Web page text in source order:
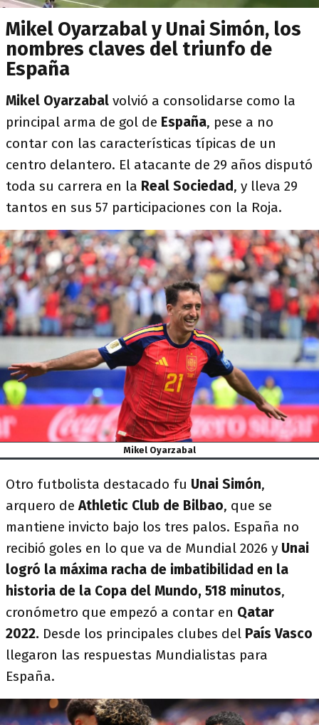
Mikel Oyarzabal y Unai Simón, los
nombres claves del triunfo de
España
Mikel Oyarzabal volvió a consolidarse como la
principal arma de gol de España, pese a no
contar con las características típicas de un
centro delantero. El atacante de 29 años disputó
toda su carrera en la Real Sociedad, y lleva 29
tantos en sus 57 participaciones con la Roja.
Mikel Oyarzabal
Otro futbolista destacado fu Unai Simón,
arquero de Athletic Club de Bilbao, que se
mantiene invicto bajo los tres palos. España no
recibió goles en lo que va de Mundial 2026 y Unai
logró la máxima racha de imbatibilidad en la
historia de la Copa del Mundo, 518 minutos,
cronómetro que empezó a contar en Qatar
2022. Desde los principales clubes del País Vasco
llegaron las respuestas Mundialistas para
España.